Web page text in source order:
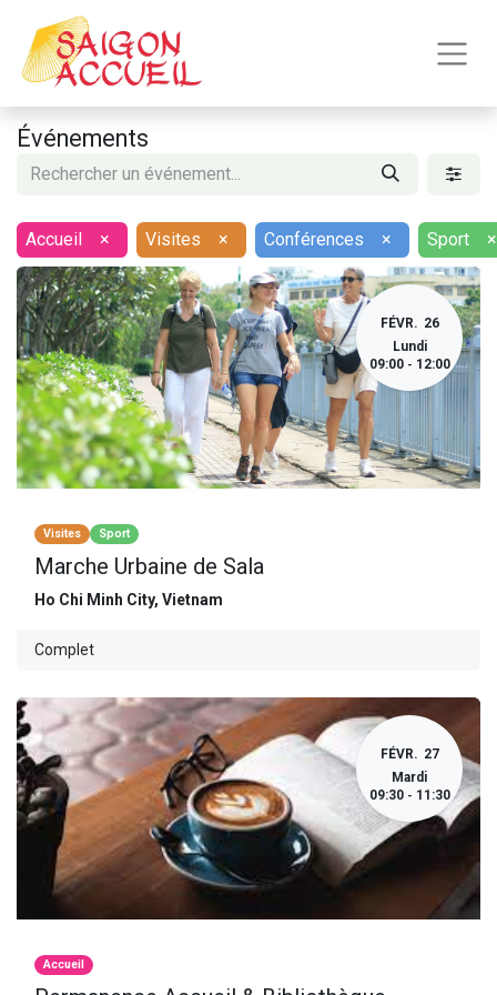
Événements
Accueil × Visites × Conférences × Sport ×
FÉVR. 26
Lundi
09:00 - 12:00
Visites Sport
Marche Urbaine de Sala
Ho Chi Minh City, Vietnam
Complet
FÉVR. 27
Mardi
09:30 - 11:30
Accueil